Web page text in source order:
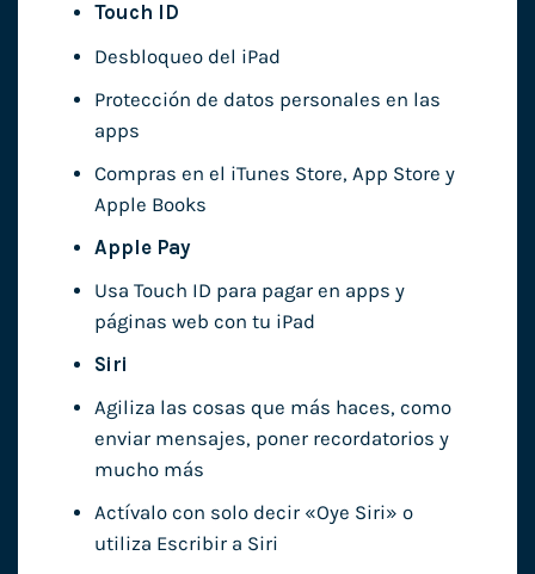
Touch ID
Desbloqueo del iPad
Protección de datos personales en las
apps
Compras en el iTunes Store, App Store y
Apple Books
Apple Pay
Usa Touch ID para pagar en apps y
páginas web con tu iPad
Siri
Agiliza las cosas que más haces, como
enviar mensajes, poner recordatorios y
mucho más
Actívalo con solo decir «Oye Siri» o
utiliza Escribir a Siri